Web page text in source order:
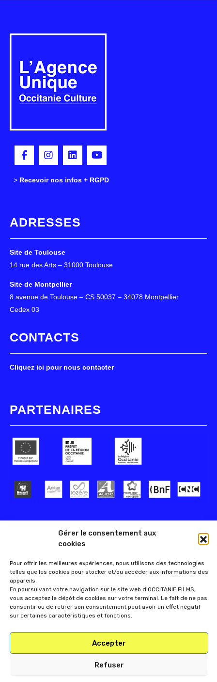
Gérer le consentement aux
cookies
Pour offrir les meilleures expériences, nous utilisons des technologies
telles que les cookies pour stocker et/ou accéder aux informations des
appareils.
En poursuivant votre navigation sur le site web d'OCCITANIE FILMS,
vous acceptez le dépôt de cookies sur votre terminal. Le fait de ne pas
consentir ou de retirer son consentement peut avoir un effet négatif
sur certaines caractéristiques et fonctions.
Accepter
Refuser
> Recevoir nos infos + RGPD
ADRESSES
Site de Toulouse
14 rue des Arts – 31000 Toulouse
Site de Montpellier
8 avenue de Toulouse – CS 50037 – 34078 Montpellier
Cedex 03
CONTACTS
Cliquez ici pour nous contacter
PARTENAIRES